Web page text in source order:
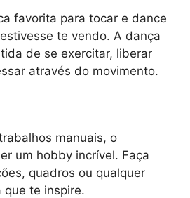
favorita para tocar e dance
te vendo. A dança
de se exercitar, liberar
através do movimento.
manuais, o
um hobby incrível. Faça
quadros ou qualquer
que te inspire.